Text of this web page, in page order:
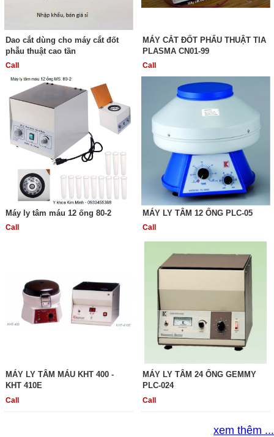
Dao cắt dùng cho máy cắt đốt
phẫu thuật cao tần
Call
MÁY CẮT ĐỐT PHẨU THUẬT TIA
PLASMA CN01-99
Call
Máy ly tâm máu 12 ống 80-2
Call
MÁY LY TÂM 12 ỐNG PLC-05
Call
MÁY LY TÂM MÁU KHT 400 -
KHT 410E
Call
MÁY LY TÂM 24 ỐNG GEMMY
PLC-024
Call
xem thêm ...